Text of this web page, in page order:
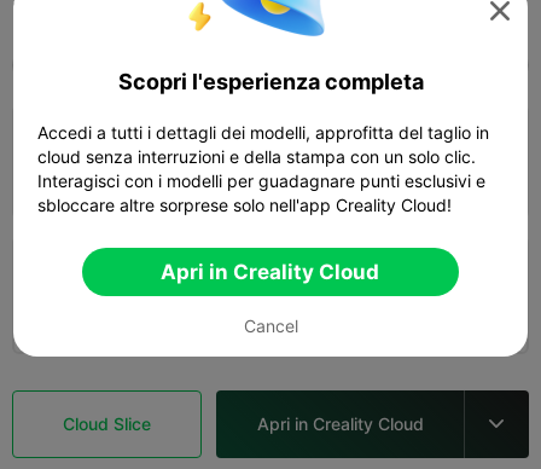
Print Settings (2) Add Arte e Design 
K2 Plus K2 Pro
0.2mm layer, 3 walls, 15% infill
 01h 32m  1 plates  44.90g

0.2mm layer, 3 walls, 15% infill
Cloud Slice Apri in Creality Cloud 

Scopri l'esperienza completa
Accedi a tutti i dettagli dei modelli, approfitta del taglio in
cloud senza interruzioni e della stampa con un solo clic.
Interagisci con i modelli per guadagnare punti esclusivi e
sbloccare altre sorprese solo nell'app Creality Cloud!
Apri in Creality Cloud
Cancel